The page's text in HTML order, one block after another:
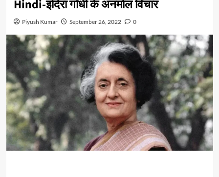
Hindi-इंदिरा गाँधी के अनमोल विचार
Piyush Kumar September 26, 2022 0